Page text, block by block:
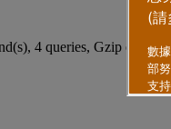
4 queries, Gzip enabled